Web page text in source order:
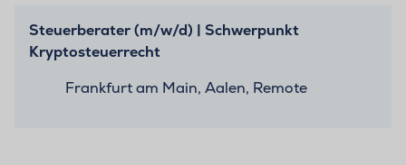
Steuerberater (m/w/d) | Schwerpunkt
Kryptosteuerrecht
Frankfurt am Main, Aalen, Remote